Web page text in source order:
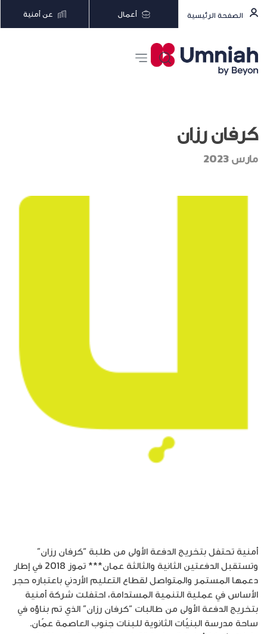
الصفحة الرئيسية أعمال عن أمنية
كرفان رزان
مارس 2023
أمنية تحتفل بتخريج الدفعة الأولى من طلبة “كرفان رزان”
وتستقبل الدفعتين الثانية والثالثة عمان*** تموز 2018 في إطار
دعمها المستمر والمتواصل لقطاع التعليم الأردني باعتباره حجر
الأساس في عملية التنمية المستدامة، احتفلت شركة أمنية
بتخريج الدفعة الأولى من طالبات “كرفان رزان” الذي تم بناؤه في
ساحة مدرسة البنيّات الثانوية للبنات جنوب العاصمة عمّان.